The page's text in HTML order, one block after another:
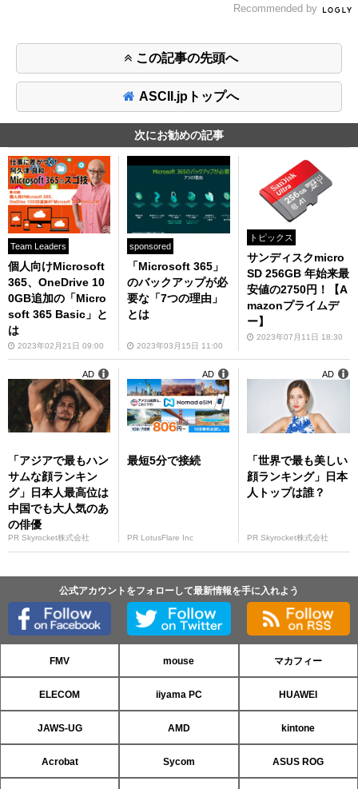
Recommended by
この記事の先頭へ
ASCII.jpトップへ
次にお勧めの記事
Team Leaders
個人向けMicrosoft
365、OneDrive 10
0GB追加の「Micro
soft 365 Basic」と
は
2023年02月21日 09:00
sponsored
「Microsoft 365」
のバックアップが必
要な「7つの理由」
とは
2023年03月15日 11:00
トピックス
サンディスクmicro
SD 256GB 年始来最
安値の2750円！【A
mazonプライムデ
ー】
2023年07月11日 18:30
「アジアで最もハン
サムな顔ランキン
グ」日本人最高位は
中国でも大人気のあ
の俳優
PR Skyrocket株式会社
AD
最短5分で接続
PR LotusFlare Inc
AD
「世界で最も美しい
顔ランキング」日本
人トップは誰？
PR Skyrocket株式会社
AD
公式アカウントをフォローして最新情報を手に入れよう
FMV mouse マカフィー
ELECOM iiyama PC HUAWEI
JAWS-UG AMD kintone
Acrobat Sycom ASUS ROG